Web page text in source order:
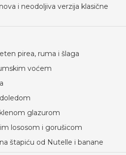
i neodoljiva verzija klasične
pirea, ruma i šlaga
voćem
glazurom
lososom i gorušicom
štapiću od Nutelle i banane